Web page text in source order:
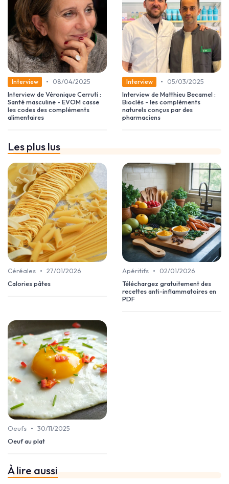
Interview •
08/04/2025
Interview de Véronique Cerruti :
Santé masculine - EVOM casse
les codes des compléments
alimentaires
Interview •
05/03/2025
Interview de Matthieu Becamel :
Bioclès - les compléments
naturels conçus par des
pharmaciens
Les plus lus
Céréales • 27/01/2026
Calories pâtes
Apéritifs •
02/01/2026
Téléchargez gratuitement des
recettes anti-inflammatoires en
PDF
Oeufs • 30/11/2025
Oeuf au plat
À lire aussi